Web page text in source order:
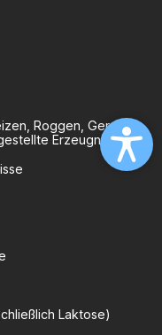
Roggen, Gerste,
Erzeugnisse
Laktose)